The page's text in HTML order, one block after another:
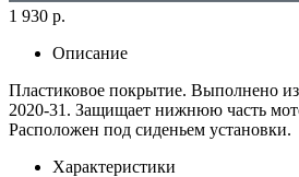
1 930 р.
Описание
Пластиковое покрытие. Выполнено
2020-31. Защищает нижнюю часть
Расположен под сиденьем установки.
Характеристики